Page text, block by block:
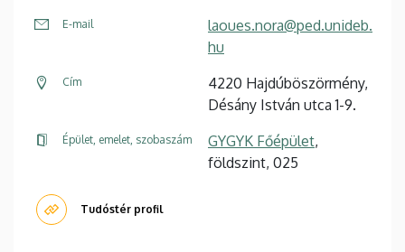
E-mail
laoues.nora@ped.unideb.
hu
Cím
4220 Hajdúböszörmény,
Désány István utca 1-9.
Épület, emelet, szobaszám GYGYK Főépület,
földszint, 025
Tudóstér profil